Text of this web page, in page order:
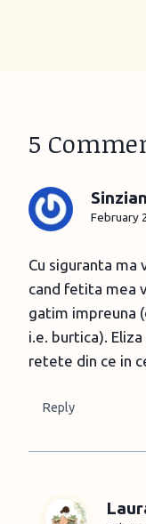
5
February
Cu siguranta ma
cand fetita mea
gatim impreuna
i.e. burtica).
retete din ce in
Reply